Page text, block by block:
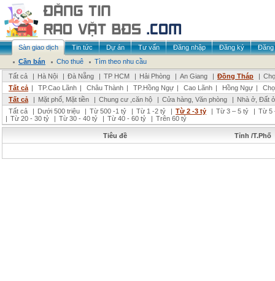
Sàn giao dịch Tin tức Dự án Tư vấn Đăng nhập Đăng ký
Đăng
Cần bán
Cho thuê
Tìm theo nhu cầu
Tất cả
| Hà Nội | Đà Nẵng | TP HCM | Hải Phòng | An Giang | Đồng Tháp |
Tất cả | TP.Cao Lãnh | Châu Thành | TP.Hồng Ngự | Cao Lãnh | Hồng Ngự |
Tất cả
| Mặt phố, Mặt tiền | Chung cư ,căn hộ | Cửa hàng, Văn phòng | Nhà ở, Đất ở
Tất cả
| Dưới 500 triệu | Từ 500 -1 tỷ | Từ 1 -2 tỷ | Từ 2 -3 tỷ | Từ 3 – 5 tỷ | Từ 5
| Từ 20 - 30 tỷ | Từ 30 - 40 tỷ | Từ 40 - 60 tỷ | Trên 60 tỷ
Tiêu đề Tỉnh /T.Phố